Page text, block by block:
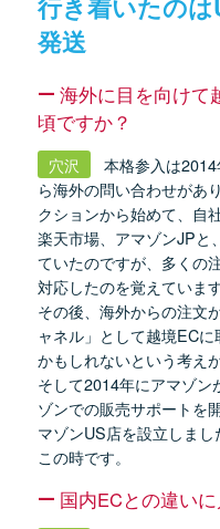
行き着いたの
発送
海外に目を向けて
頃ですか？
穴沢
本格参入は
ら海外の問い合わせがあ
クションから始めて、自
楽天市場、アマゾンJPと
ていたのですが、多くの
対応したのを覚えています
その後、海外からの注文
ャネル」として越境EC
かもしれないという考え
そして2014年にアマゾン
ゾンでの販売サポートを
マゾンUS店を設立しま
この時です。
国内ECとの違い